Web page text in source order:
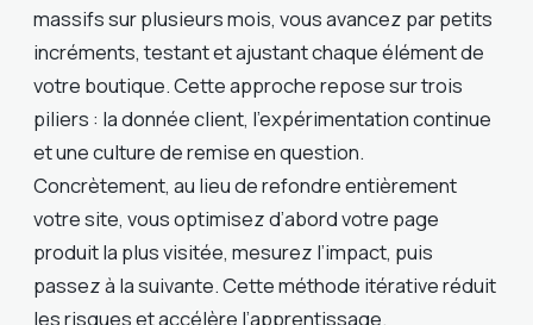
massifs sur plusieurs mois, vous avancez par petits
incréments, testant et ajustant chaque élément de
votre boutique. Cette approche repose sur trois
piliers : la donnée client, l’expérimentation continue
et une culture de remise en question.
Concrètement, au lieu de refondre entièrement
votre site, vous optimisez d’abord votre page
produit la plus visitée, mesurez l’impact, puis
passez à la suivante. Cette méthode itérative réduit
les risques et accélère l’apprentissage.